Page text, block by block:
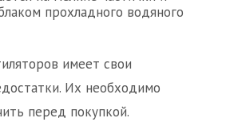
прохладного водяного
имеет свои
Их необходимо
перед покупкой.